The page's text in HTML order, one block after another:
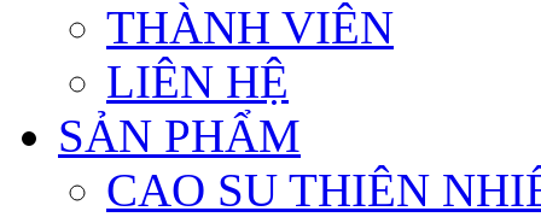
THÀNH VIÊN
LIÊN HỆ
SẢN PHẨM
CAO SU THIÊN